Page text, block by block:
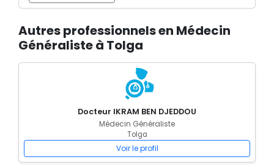
Autres professionnels en Médecin
Généraliste à Tolga
Docteur IKRAM BEN DJEDDOU
Médecin Généraliste
Tolga
Voir le profil